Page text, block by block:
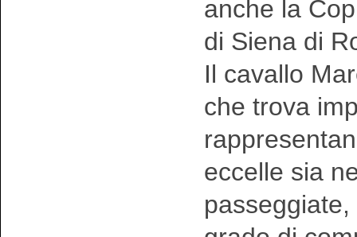
anche la
di Siena di
Il cavallo
che trova
eccelle sia